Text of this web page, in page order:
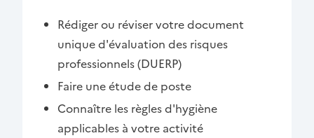
Rédiger ou réviser votre document
unique d'évaluation des risques
professionnels (DUERP)
Faire une étude de poste
Connaître les règles d'hygiène
applicables à votre activité